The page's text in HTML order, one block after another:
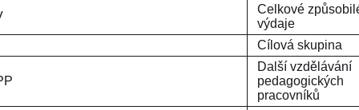
Celkové
výdaje
Cílová skupina
Další vzdělávání
pedagogických
pracovníků